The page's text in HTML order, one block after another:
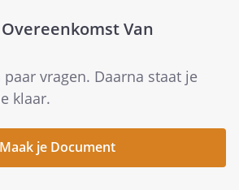
Van
vragen. Daarna staat je
klaar.
Maak je Document